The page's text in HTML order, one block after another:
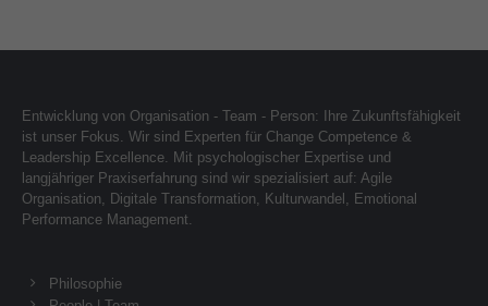
Entwicklung von Organisation - Team - Person: Ihre Zukunftsfähigkeit
ist unser Fokus. Wir sind Experten für Change Competence &
Leadership Excellence. Mit psychologischer Expertise und
langjähriger Praxiserfahrung sind wir spezialisiert auf: Agile
Organisation, Digitale Transformation, Kulturwandel, Emotional
Performance Management.
Philosophie